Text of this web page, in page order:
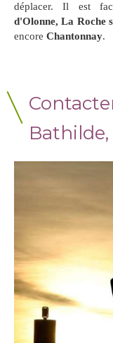
déplacer. Il est
d'Olonne, La Roche
encore Chantonnay.